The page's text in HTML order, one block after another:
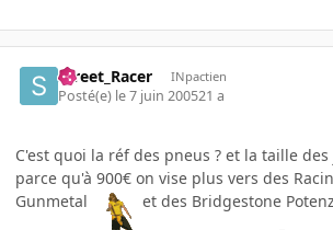
Street_Racer INpactien
Posté(e) le 7 juin 200521 a
C'est quoi la réf des pneus ? et la taille
parce qu'à 900€ on vise plus vers des
Gunmetal
et des Bridgestone